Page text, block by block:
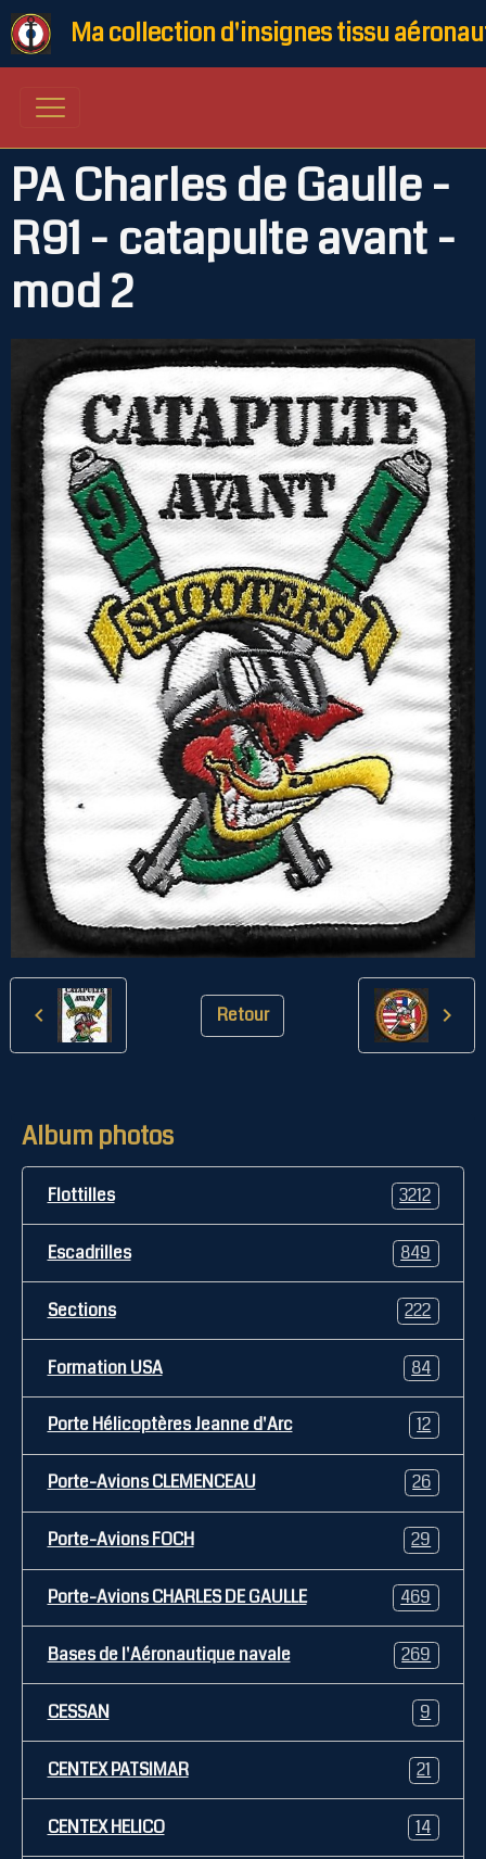
Ma collection d'insignes tissu
PA Charles de Gaulle -
R91 - catapulte avant -
mod 2
Retour
Album photos
Flottilles 3212
Escadrilles 849
Sections 222
Formation USA 84
Porte Hélicoptères Jeanne d'Arc 12
Porte-Avions CLEMENCEAU 26
Porte-Avions FOCH 29
Porte-Avions CHARLES DE GAULLE 469
Bases de l'Aéronautique navale 269
CESSAN 9
CENTEX PATSIMAR 21
CENTEX HELICO 14